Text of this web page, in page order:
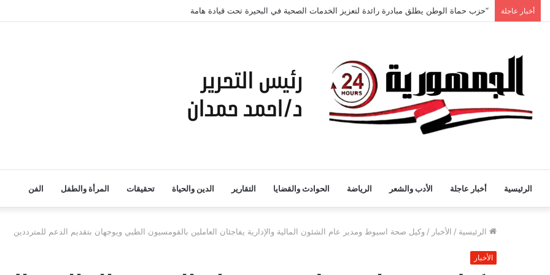
أخبار عاجلة
الرئيسية أخبار عاجلة الأدب والشعر الرياضة الحوادث والقضايا التقارير الدين والحياة تحقيقات المرأة والطفل الفن
الرئيسية / الأخبار / وكيل صحة اسيوط ومدير عام الشئون المالية والإدارية يفاجئان العاملين بالقومسيون الطبي ويوجهان بتقديم الدعم للمترددين
الأخبار